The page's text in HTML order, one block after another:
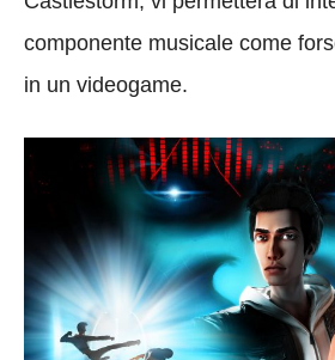
componente musicale come
in un videogame.